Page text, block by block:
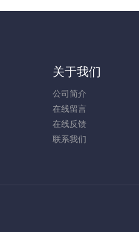
关于我们
公司简介
在线留言
在线反馈
联系我们